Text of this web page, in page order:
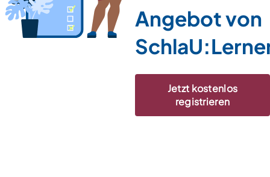
Angebot von
Jetzt kostenlos
registrieren